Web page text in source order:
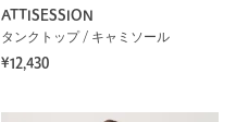
ATTISESSION
タンクトップ / キャミソール
¥12,430